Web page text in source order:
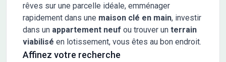
rêves sur une parcelle idéale, emménager
rapidement dans une maison clé en main, investir
dans un appartement neuf ou trouver un terrain
viabilisé en lotissement, vous êtes au bon endroit.
Affinez votre recherche